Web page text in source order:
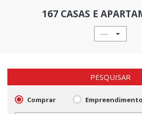
167 CASAS E
---
PESQUISAR
Comprar